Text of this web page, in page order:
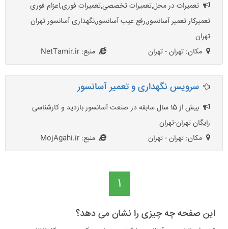
تعمیرات در محل,تعميرات تخصصی,تعمیرات فوری,اعزام فوری
تعمیرکار تعمیر آسانسور,رفع عیب آسانسور,نگهداری آسانسور تهران
تهران
مکان: تهران - تهران
منبع: NetTamir.ir
سرویس نگهداری و تعمیر آسانسور
بیش از 15 سال سابقه در صنعت آسانسور بازدید و کارشناسی
رایگان تهران-تهران
مکان: تهران - تهران
منبع: MojAgahi.ir
1
این صفحه چه چیزی را نشان می دهد؟